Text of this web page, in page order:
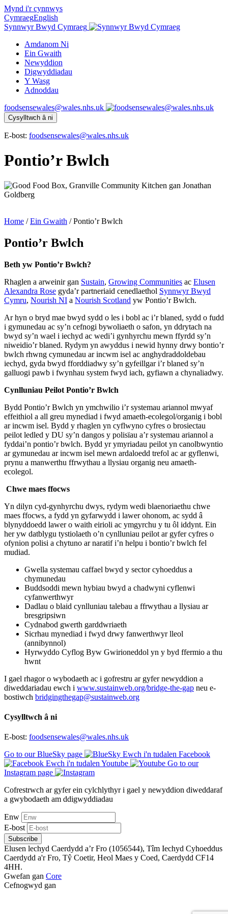
Mynd i'r cynnwys
CymraegEnglish
Synnwyr Bwyd Cymraeg
Amdanom Ni
Ein Gwaith
Newyddion
Digwyddiadau
Y Wasg
Adnoddau
foodsensewales@wales.nhs.uk
Cysylltwch â ni
E-bost: foodsensewales@wales.nhs.uk
Pontio’r Bwlch
Home /Ein Gwaith /Pontio’r Bwlch
Pontio’r Bwlch
Beth yw Pontio’r Bwlch?
Rhaglen a arweinir gan Sustain, Growing Communities ac Elusen
Alexandra Rose gyda’r partneriaid cenedlaethol Synnwyr Bwyd
Cymru, Nourish NI a Nourish Scotland yw Pontio’r Bwlch.
Ar hyn o bryd mae bwyd sydd o les i bobl ac i’r blaned, sydd o fudd
i gymunedau ac sy’n cefnogi bywoliaeth o safon, yn ddrytach na
bwyd sy’n wael i iechyd ac wedi’i gynhyrchu mewn ffyrdd sy’n
niweidio’r blaned. Rydym yn awyddus i newid hynny drwy bontio’r
bwlch rhwng cymunedau ar incwm isel ac anghydraddoldebau
iechyd, gyda bwyd fforddiadwy sy’n gyfeillgar i’r blaned sy’n
galluogi pawb i fwynhau system fwyd iach, gyfiawn a chynaliadwy.
Cynlluniau Peilot Pontio’r Bwlch
Bydd Pontio’r Bwlch yn ymchwilio i’r systemau ariannol mwyaf
effeithiol a all greu mynediad i fwyd amaeth-ecolegol/organig i bobl
ar incwm isel. Bydd y rhaglen yn cyflwyno cyfres o brosiectau
peilot ledled y DU sy’n dangos y polisïau a’r systemau ariannol a
fyddai’n pontio’r bwlch. Bydd yr ymyriadau peilot yn canolbwyntio
ar gymunedau ar incwm isel mewn ardaloedd trefol ac ar gyflenwi,
prynu a manwerthu ffrwythau a llysiau organig neu amaeth-
ecolegol.
Chwe maes ffocws
Yn dilyn cyd-gynhyrchu dwys, rydym wedi blaenoriaethu chwe
maes ffocws, a fydd yn gyfarwydd i lawer ohonom, ac sydd â
blynyddoedd lawer o waith eirioli ac ymgyrchu y tu ôl iddynt. Ein
her yw datblygu tystiolaeth o’n cynlluniau peilot ar gyfer cyfres o
ofynion polisi a chytuno ar naratif i’n helpu i bontio’r bwlch fel
mudiad.
Gwella systemau caffael bwyd y sector cyhoeddus a
chymunedau
Buddsoddi mewn hybiau bwyd a chadwyni cyflenwi
cyfanwerthwyr
Dadlau o blaid cynlluniau talebau a ffrwythau a llysiau ar
bresgripsiwn
Cydnabod gwerth garddwriaeth
Sicrhau mynediad i fwyd drwy fanwerthwyr lleol
(annibynnol)
Hyrwyddo Cyflog Byw Gwirioneddol yn y byd ffermio a thu
hwnt
I gael rhagor o wybodaeth ac i gofrestru ar gyfer newyddion a
diweddariadau ewch i www.sustainweb.org/bridge-the-gap neu e-
bostiwch bridgingthegap@sustainweb.org
Cysylltwch â ni
E-bost: foodsensewales@wales.nhs.uk
Go to our BlueSky page
Ewch i'n tudalen Facebook
Ewch i'n tudalen Youtube
Go to our
Instagram page
Cofrestrwch ar gyfer ein cylchlythyr i gael y newyddion diweddaraf
a gwybodaeth am ddigwyddiadau
Enw
E-bost
Subscribe
Elusen lechyd Caerdydd a’r Fro (1056544), Tîm Iechyd Cyhoeddus
Caerdydd a'r Fro, Tŷ Coetir, Heol Maes y Coed, Caerdydd CF14
4HH.
Gwefan gan Core
Cefnogwyd gan